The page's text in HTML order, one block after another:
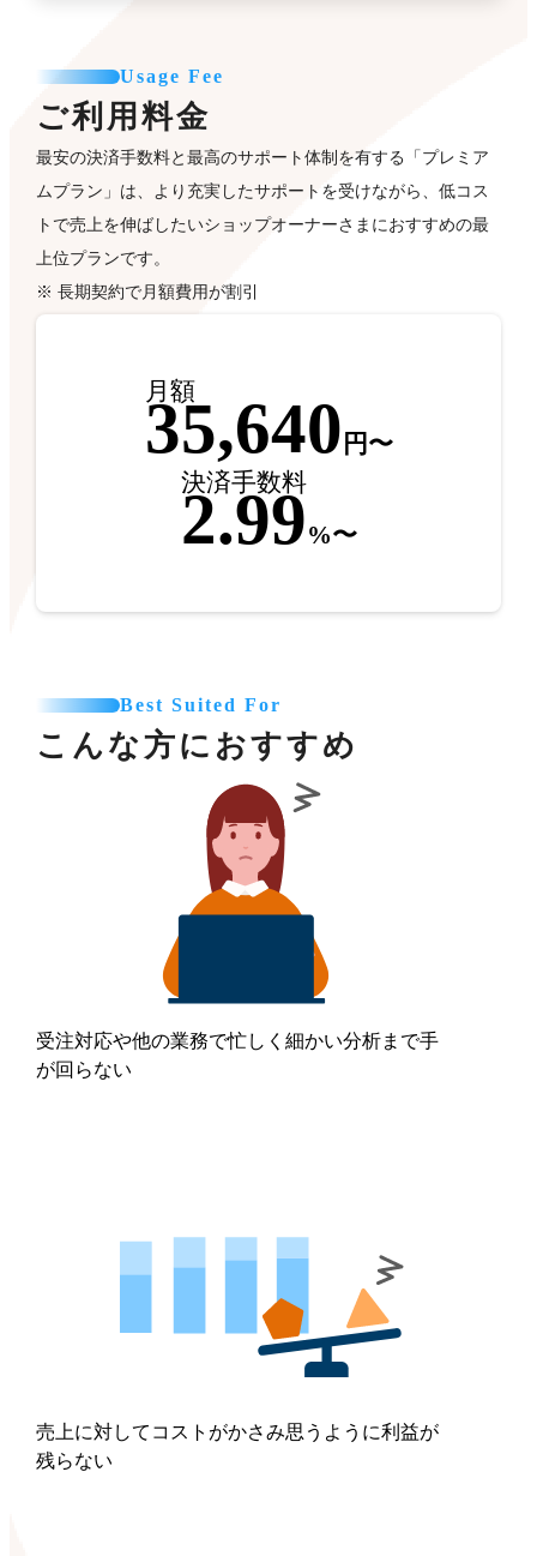
Usage Fee
ご利用料金
最安の決済手数料と最高のサポート体制を有する「プレミア
ムプラン」は、より充実したサポートを受けながら、低コス
トで売上を伸ばしたいショップオーナーさまにおすすめの最
上位プランです。
※ 長期契約で月額費用が割引
月額
35,640 円〜
決済手数料
2.99%〜
Best Suited For
こんな方におすすめ
受注対応や他の業務で忙しく細かい分析まで手
が回らない
売上に対してコストがかさみ思うように利益が
残らない